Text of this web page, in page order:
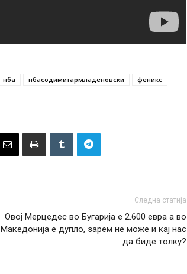
нба нбасодимитармладеновски
феникс
Следна статија
Овој Мерцедес во Бугарија е 2.600 евра а во
Македонија е дупло, зарем не може и кај нас
да биде толку?